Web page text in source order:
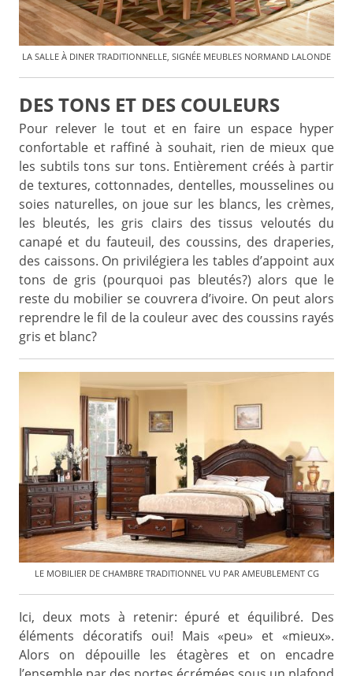
LA SALLE À DINER TRADITIONNELLE, SIGNÉE MEUBLES NORMAND LALONDE
DES TONS ET DES COULEURS
Pour relever le tout et en faire un espace hyper
confortable et raffiné à souhait, rien de mieux que
les subtils tons sur tons. Entièrement créés à partir
de textures, cottonnades, dentelles, mousselines ou
soies naturelles, on joue sur les blancs, les crèmes,
les bleutés, les gris clairs des tissus veloutés du
canapé et du fauteuil, des coussins, des draperies,
des caissons. On privilégiera les tables d’appoint aux
tons de gris (pourquoi pas bleutés?) alors que le
reste du mobilier se couvrera d’ivoire. On peut alors
reprendre le fil de la couleur avec des coussins rayés
gris et blanc?
LE MOBILIER DE CHAMBRE TRADITIONNEL VU PAR AMEUBLEMENT CG
Ici, deux mots à retenir: épuré et équilibré. Des
éléments décoratifs oui! Mais «peu» et «mieux».
Alors on dépouille les étagères et on encadre